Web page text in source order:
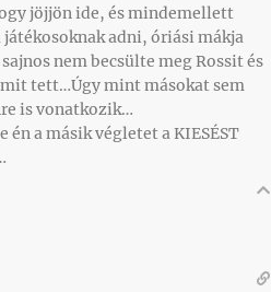
jöjjön ide, és mindemellett
adni, óriási mákja
nem becsülte meg Rossit és
tett…Úgy mint másokat sem
is vonatkozik…
én a másik végletet a KIESÉST